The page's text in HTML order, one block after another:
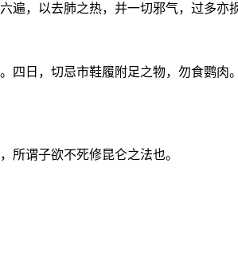
遍，以去肺之热，并一切邪气，过多亦损
日，切忌市鞋履附足之物，勿食鹦肉
所谓子欲不死修昆仑之法也。